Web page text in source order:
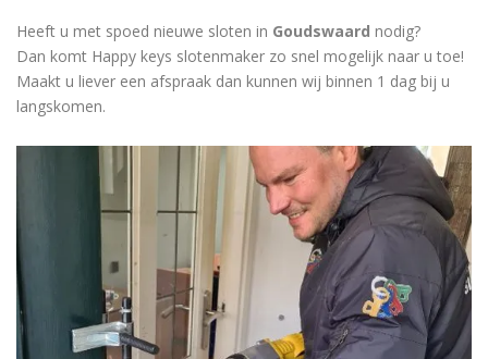
Heeft u met spoed nieuwe sloten in Goudswaard nodig?
Dan komt Happy keys slotenmaker zo snel mogelijk naar u toe!
Maakt u liever een afspraak dan kunnen wij binnen 1 dag bij u
langskomen.